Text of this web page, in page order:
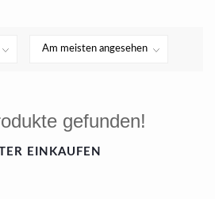
gefunden!
EINKAUFEN